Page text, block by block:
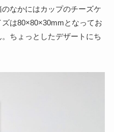
なかにはカップのチーズケ
は80×80×30mmとなってお
ちょっとしたデザートにち